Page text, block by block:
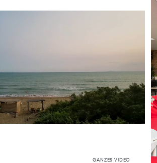
GANZES VIDEO